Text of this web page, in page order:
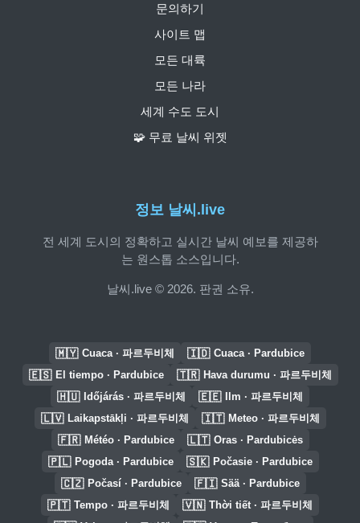
정보 날씨.live
전 세계 도시의 정확하고 실시간 날씨 예보를 제공하
는 원스톱 소스입니다.
날씨.live © 2026. 판권 소유.
문의하기
사이트 맵
모든 대륙
모든 나라
세계 수도 도시
🧩 무료 날씨 위젯
🇲🇾 Cuaca · 파르두비체 🇮🇩 Cuaca · Pardubice
🇪🇸 El tiempo · Pardubice 🇹🇷 Hava durumu · 파르두비체
🇭🇺 Időjárás · 파르두비체 🇪🇪 Ilm · 파르두비체
🇱🇻 Laikapstākļi · 파르두비체 🇮🇹 Meteo · 파르두비체
🇫🇷 Météo · Pardubice 🇱🇹 Oras · Pardubicės
🇵🇱 Pogoda · Pardubice 🇸🇰 Počasie · Pardubice
🇨🇿 Počasí · Pardubice 🇫🇮 Sää · Pardubice
🇵🇹 Tempo · 파르두비체 🇻🇳 Thời tiết · 파르두비체